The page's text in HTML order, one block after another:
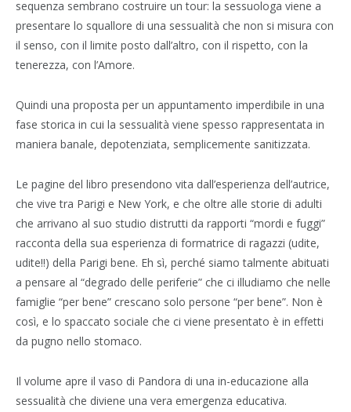
sequenza sembrano costruire un tour: la sessuologa viene a
presentare lo squallore di una sessualità che non si misura con
il senso, con il limite posto dall’altro, con il rispetto, con la
tenerezza, con l’Amore.
Quindi una proposta per un appuntamento imperdibile in una
fase storica in cui la sessualità viene spesso rappresentata in
maniera banale, depotenziata, semplicemente sanitizzata.
Le pagine del libro presendono vita dall’esperienza dell’autrice,
che vive tra Parigi e New York, e che oltre alle storie di adulti
che arrivano al suo studio distrutti da rapporti “mordi e fuggi”
racconta della sua esperienza di formatrice di ragazzi (udite,
udite!!) della Parigi bene. Eh sì, perché siamo talmente abituati
a pensare al “degrado delle periferie” che ci illudiamo che nelle
famiglie “per bene” crescano solo persone “per bene”. Non è
così, e lo spaccato sociale che ci viene presentato è in effetti
da pugno nello stomaco.
Il volume apre il vaso di Pandora di una in-educazione alla
sessualità che diviene una vera emergenza educativa.